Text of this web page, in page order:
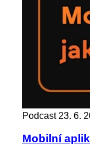
Podcast 23. 6.
Mobilní